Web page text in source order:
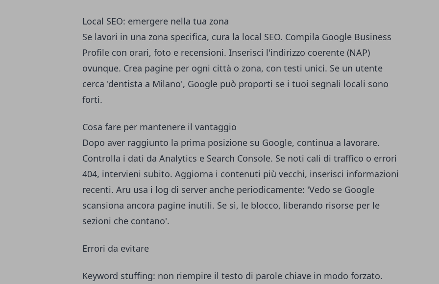
Local SEO: emergere nella tua zona
Se lavori in una zona specifica, cura la local SEO. Compila Google Business
Profile con orari, foto e recensioni. Inserisci l'indirizzo coerente (NAP)
ovunque. Crea pagine per ogni città o zona, con testi unici. Se un utente
cerca 'dentista a Milano', Google può proporti se i tuoi segnali locali sono
forti.
Cosa fare per mantenere il vantaggio
Dopo aver raggiunto la prima posizione su Google, continua a lavorare.
Controlla i dati da Analytics e Search Console. Se noti cali di traffico o errori
404, intervieni subito. Aggiorna i contenuti più vecchi, inserisci informazioni
recenti. Aru usa i log di server anche periodicamente: 'Vedo se Google
scansiona ancora pagine inutili. Se sì, le blocco, liberando risorse per le
sezioni che contano'.
Errori da evitare
Keyword stuffing: non riempire il testo di parole chiave in modo forzato.